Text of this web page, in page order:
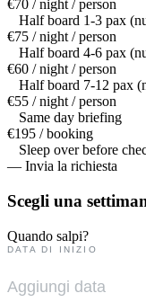
€70 / night / person
Half board 1-3 pax
€75 / night / person
Half board 4-6 pax
€60 / night / person
Half board 7-12 pax
€55 / night / person
Same day briefing
€195 / booking
Sleep over before
— Invia la richiesta
Scegli una
Quando salpi?
DATA DI INIZIO